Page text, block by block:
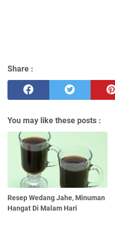
Share :
You may like these posts :
Resep Wedang Jahe, Minuman
Hangat Di Malam Hari